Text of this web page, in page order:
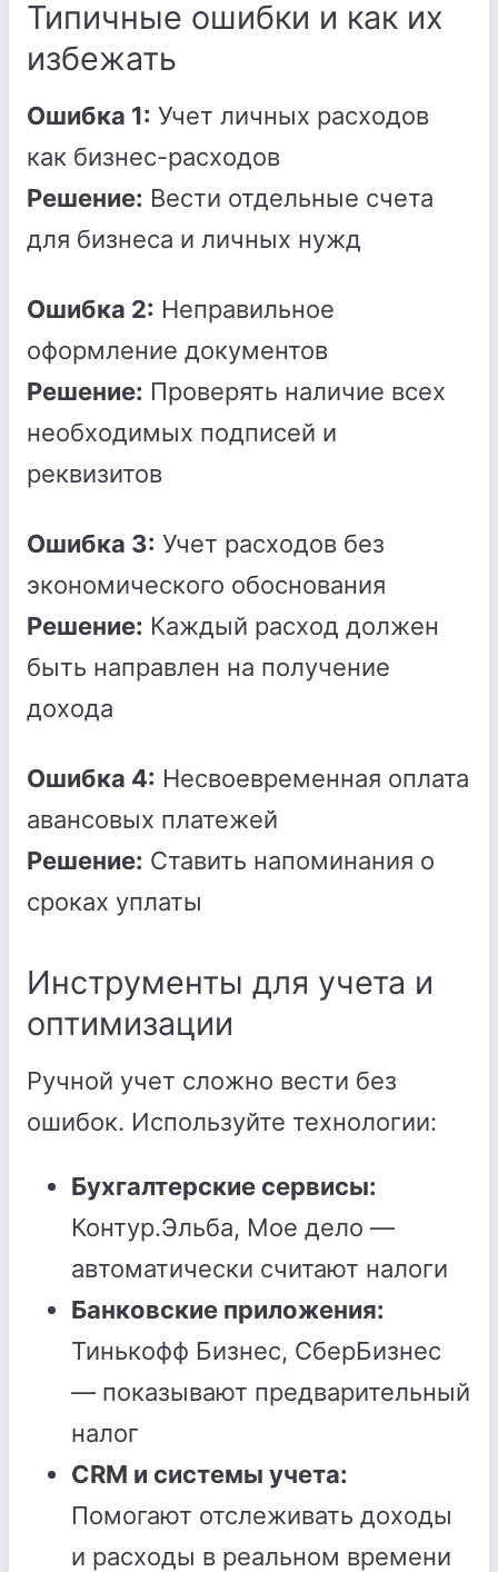
Типичные ошибки и как их
избежать
Ошибка 1: Учет личных расходов
как бизнес-расходов
Решение: Вести отдельные счета
для бизнеса и личных нужд
Ошибка 2: Неправильное
оформление документов
Решение: Проверять наличие всех
необходимых подписей и
реквизитов
Ошибка 3: Учет расходов без
экономического обоснования
Решение: Каждый расход должен
быть направлен на получение
дохода
Ошибка 4: Несвоевременная оплата
авансовых платежей
Решение: Ставить напоминания о
сроках уплаты
Инструменты для учета и
оптимизации
Ручной учет сложно вести без
ошибок. Используйте технологии:
Бухгалтерские сервисы:
Контур.Эльба, Мое дело —
автоматически считают налоги
Банковские приложения:
Тинькофф Бизнес, СберБизнес
— показывают предварительный
налог
CRM и системы учета:
Помогают отслеживать доходы
и расходы в реальном времени